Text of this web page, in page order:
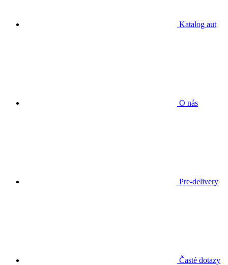
Katalog aut
O nás
Pre-delivery
Časté dotazy